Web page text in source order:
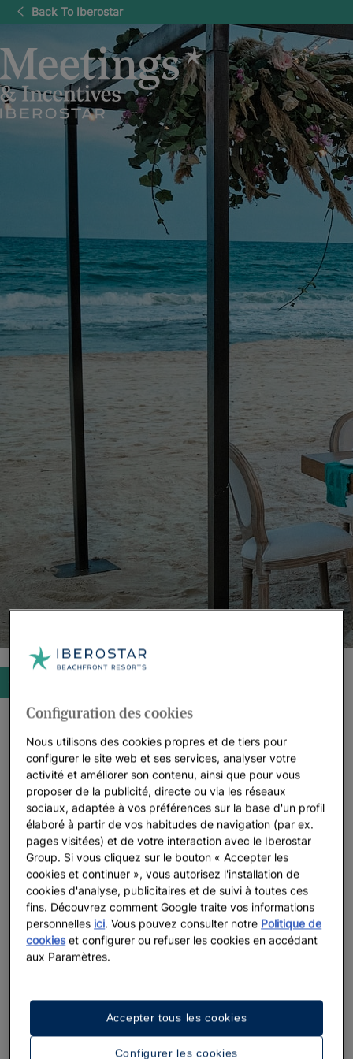
Back To Iberostar
MEETINGS & INCENTIVES IBEROSTAR : SE RÉUNIR DE
MANIÈRE PLUS RESPONSABLE
Événements MICE en bord de mer
Avec plus de 20 ans d’expérience dans le secteur du tourisme
MICE, Iberostar rendra votre événement unique et inoubliable.
Nous proposons des espaces adaptés pour vos réunions,
congrès, team building ou événements, avec une équipe
d’experts à votre disposition qui s’occupera du moindre détail.
De plus, nous encourageons un tourisme plus responsable
avec notre mouvement
Iberostar Wave of Change. Nous
proposons des expériences durables, une gastronomie
Découvrez l’endroit parfait pour célébrer des moments
uniques.
Configuration des cookies
Nous utilisons des cookies propres et de tiers pour
configurer le site web et ses services, analyser votre
activité et améliorer son contenu, ainsi que pour vous
proposer de la publicité, directe ou via les réseaux
sociaux, adaptée à vos préférences sur la base d'un profil
élaboré à partir de vos habitudes de navigation (par ex.
pages visitées) et de votre interaction avec le Iberostar
Group. Si vous cliquez sur le bouton « Accepter les
cookies et continuer », vous autorisez l'installation de
cookies d'analyse, publicitaires et de suivi à toutes ces
fins. Découvrez comment Google traite vos informations
personnelles ici. Vous pouvez consulter notre Politique de
cookies et configurer ou refuser les cookies en accédant
aux Paramètres.
Configurer les cookies
Accepter tous les cookies